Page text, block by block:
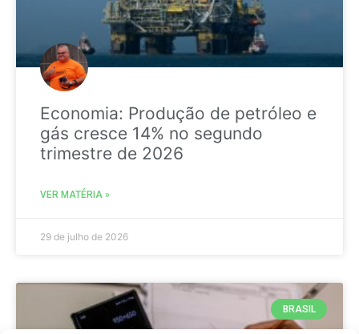
Economia: Produção de petróleo e
gás cresce 14% no segundo
trimestre de 2026
VER MATÉRIA »
29 de julho de 2026
BRASIL